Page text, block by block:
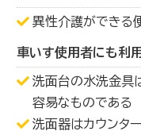
異性介護ができる
車いす使用者にも利
洗面台の水洗金具
容易なものである
洗面器はカウンタ